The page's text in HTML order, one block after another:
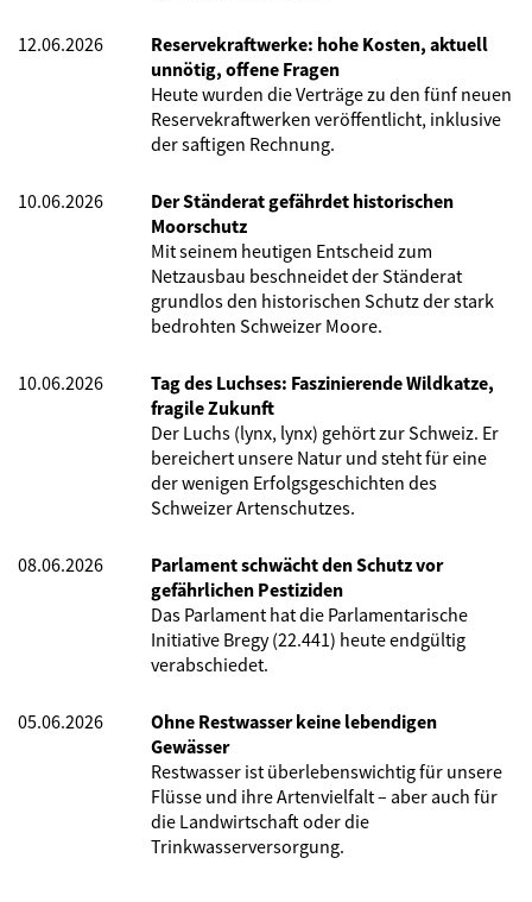
12.06.2026
Reservekraftwerke: hohe Kosten, aktuell
unnötig, offene Fragen
Heute wurden die Verträge zu den fünf neuen
Reservekraftwerken veröffentlicht, inklusive
der saftigen Rechnung.
10.06.2026
Der Ständerat gefährdet historischen
Moorschutz
Mit seinem heutigen Entscheid zum
Netzausbau beschneidet der Ständerat
grundlos den historischen Schutz der stark
bedrohten Schweizer Moore.
10.06.2026
Tag des Luchses: Faszinierende Wildkatze,
fragile Zukunft
Der Luchs (lynx, lynx) gehört zur Schweiz. Er
bereichert unsere Natur und steht für eine
der wenigen Erfolgsgeschichten des
Schweizer Artenschutzes.
08.06.2026
Parlament schwächt den Schutz vor
gefährlichen Pestiziden
Das Parlament hat die Parlamentarische
Initiative Bregy (22.441) heute endgültig
verabschiedet.
05.06.2026
Ohne Restwasser keine lebendigen
Gewässer
Restwasser ist überlebenswichtig für unsere
Flüsse und ihre Artenvielfalt – aber auch für
die Landwirtschaft oder die
Trinkwasserversorgung.